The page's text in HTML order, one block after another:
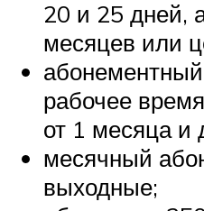
20 и 25 дней,
месяцев или
рабочее
от 1 месяца и
месячный
выходные;